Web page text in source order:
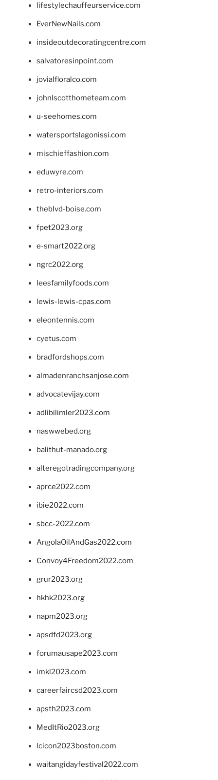
lifestylechauffeurservice.com
EverNewNails.com
insideoutdecoratingcentre.com
salvatoresinpoint.com
jovialfloralco.com
johnlscotthometeam.com
u-seehomes.com
watersportslagonissi.com
mischieffashion.com
eduwyre.com
retro-interiors.com
theblvd-boise.com
fpet2023.org
e-smart2022.org
ngrc2022.org
leesfamilyfoods.com
lewis-lewis-cpas.com
eleontennis.com
cyetus.com
bradfordshops.com
almadenranchsanjose.com
advocatevijay.com
adlibilimler2023.com
naswwebed.org
balithut-manado.org
alteregotradingcompany.org
aprce2022.com
ibie2022.com
sbcc-2022.com
AngolaOilAndGas2022.com
Convoy4Freedom2022.com
grur2023.org
hkhk2023.org
napm2023.org
apsdfd2023.org
forumausape2023.com
imkl2023.com
careerfaircsd2023.com
apsth2023.com
MedItRio2023.org
lcicon2023boston.com
waitangidayfestival2022.com